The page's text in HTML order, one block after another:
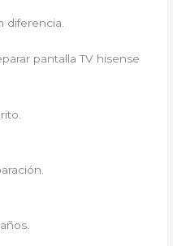
diferencia.
pantalla TV hisense